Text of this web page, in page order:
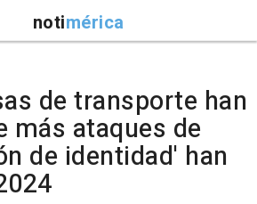
notimérica
de transporte han
más ataques de
de identidad' han